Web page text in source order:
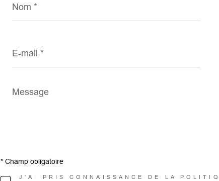
*
mail
*
Message
*
J'AI PRIS CONNAISSANCE DE LA
* Champ obligatoire